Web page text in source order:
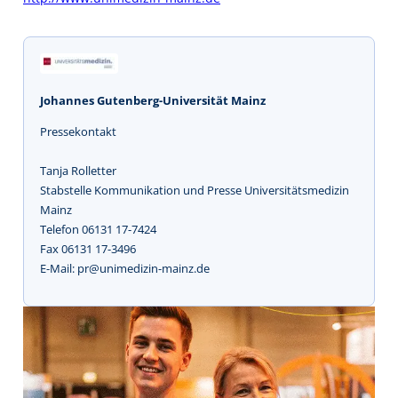
Johannes Gutenberg-Universität Mainz
Pressekontakt
Tanja Rolletter
Stabstelle Kommunikation und Presse Universitätsmedizin
Mainz
Telefon 06131 17-7424
Fax 06131 17-3496
E-Mail: pr@unimedizin-mainz.de